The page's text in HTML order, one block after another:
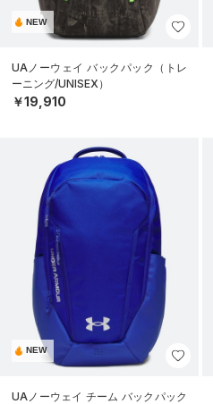
NEW
UAノーウェイ バックパック（トレ
ーニング/UNISEX）
￥19,910
NEW
UAノーウェイ チーム バックパック